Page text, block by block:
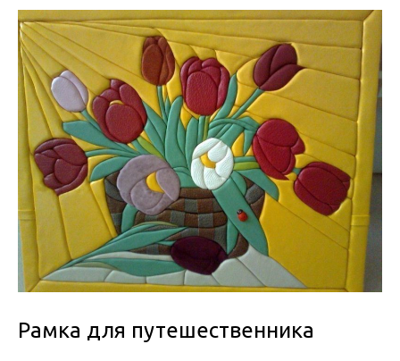
Рамка для путешественника